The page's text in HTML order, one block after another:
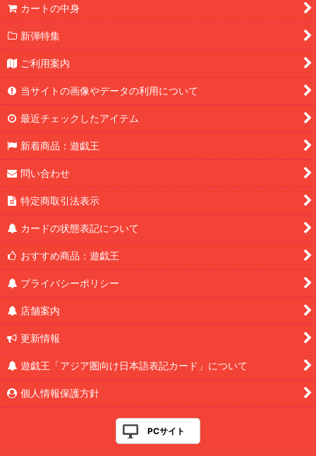
カートの中身
新弾特集
ご利用案内
当サイトの画像やデータの利用について
最近チェックしたアイテム
新着商品：遊戯王
問い合わせ
特定商取引法表示
カードの状態表記について
おすすめ商品：遊戯王
プライバシーポリシー
店舗案内
更新情報
遊戯王「アジア圏向け日本語表記カード」について
個人情報保護方針
PCサイト